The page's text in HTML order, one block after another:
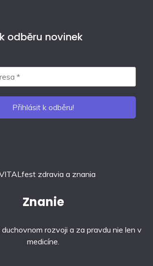
odběru novinek
Znanie
rozvoji a za pravdu nie len v
medicíne.